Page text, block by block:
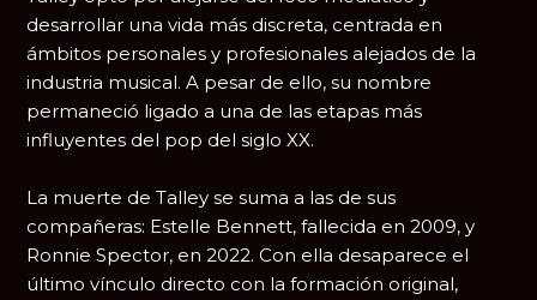
desarrollar una vida más discreta, centrada en
ámbitos personales y profesionales alejados de la
industria musical. A pesar de ello, su nombre
permaneció ligado a una de las etapas más
influyentes del pop del siglo XX.
La muerte de Talley se suma a las de sus
compañeras: Estelle Bennett, fallecida en 2009, y
Ronnie Spector, en 2022. Con ella desaparece el
último vínculo directo con la formación original,